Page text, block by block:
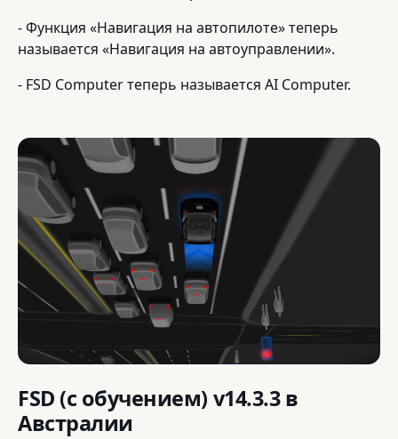
- Функция «Навигация на автопилоте» теперь
называется «Навигация на автоуправлении».
- FSD Computer теперь называется AI Computer.
FSD (с обучением) v14.3.3 в
Австралии